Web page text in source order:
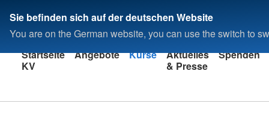
Sie befinden sich auf der deutschen Website
You are on the German website, you can use the switch to
Ahrweiler e.V.
Startseite
KV
Angebote Kurse
Aktuelles
& Presse
Spenden